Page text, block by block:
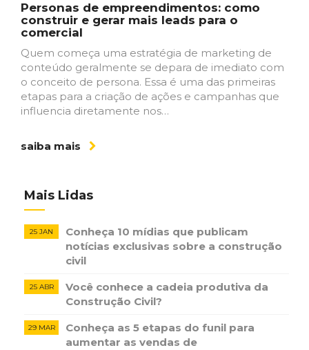
Personas de empreendimentos: como
construir e gerar mais leads para o
comercial
Quem começa uma estratégia de marketing de
conteúdo geralmente se depara de imediato com
o conceito de persona. Essa é uma das primeiras
etapas para a criação de ações e campanhas que
influencia diretamente nos…
saiba mais
Mais Lidas
25 JAN
Conheça 10 mídias que publicam
notícias ​exclusivas sobre​ ​a construção​ ​
civil
25 ABR
Você conhece a cadeia produtiva da
Construção Civil?
29 MAR
Conheça as 5 etapas do funil para
aumentar as vendas de